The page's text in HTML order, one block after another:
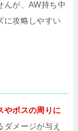
んが、AW持ち中
に攻略しやすい
やボスの周りに
ダメージが与え